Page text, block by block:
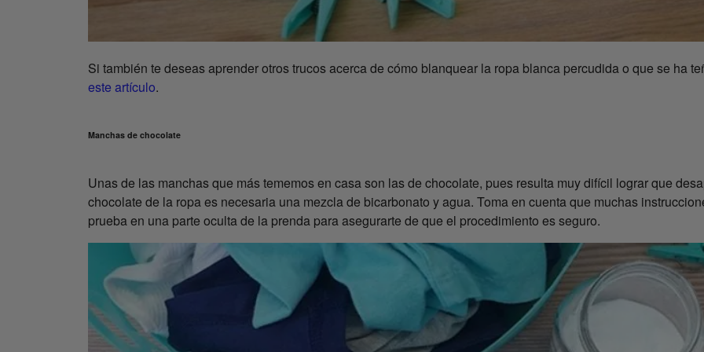
Si también te deseas aprender otros trucos acerca de cómo blanquear la ropa blanca percudida o que se ha
este artículo.
Manchas de chocolate
Unas de las manchas que más tememos en casa son las de chocolate, pues resulta muy difícil lograr que
chocolate de la ropa es necesaria una mezcla de bicarbonato y agua. Toma en cuenta que muchas
prueba en una parte oculta de la prenda para asegurarte de que el procedimiento es seguro.